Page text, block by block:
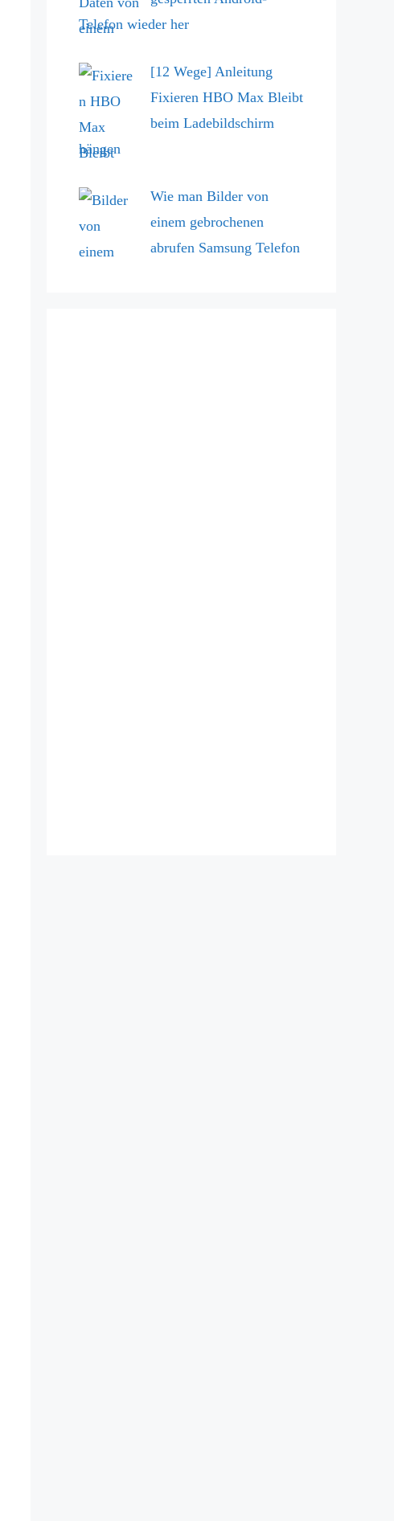
Telefon wieder her
[12 Wege] Anleitung
Fixieren HBO Max Bleibt
beim Ladebildschirm
hängen
Wie man Bilder von
einem gebrochenen
abrufen Samsung Telefon